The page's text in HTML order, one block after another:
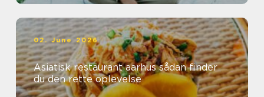
02. June 2026
Asiatisk restaurant aarhus sådan finder
du den rette oplevelse